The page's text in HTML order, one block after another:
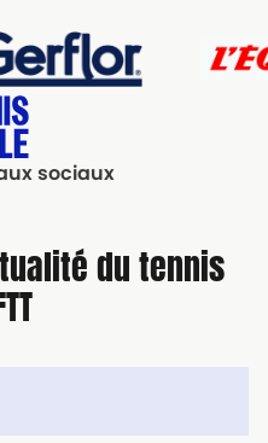
sociaux
du tennis